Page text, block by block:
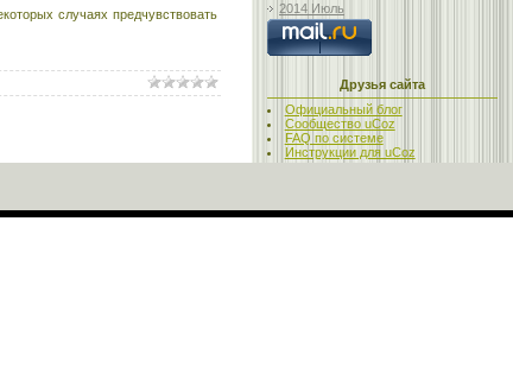
случаях предчувствовать
2014 Июль
Друзья сайта
Официальный блог
Сообщество uCoz
FAQ по системе
Инструкции для uCoz